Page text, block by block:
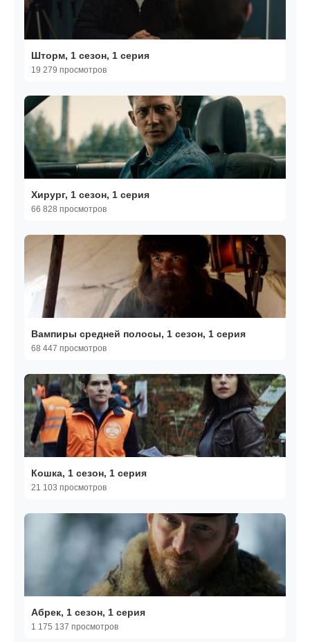
Шторм, 1 сезон, 1 серия
19 279 просмотров
Хирург, 1 сезон, 1 серия
66 828 просмотров
Вампиры средней полосы, 1 сезон, 1 серия
68 447 просмотров
Кошка, 1 сезон, 1 серия
21 103 просмотров
Абрек, 1 сезон, 1 серия
1 175 137 просмотров